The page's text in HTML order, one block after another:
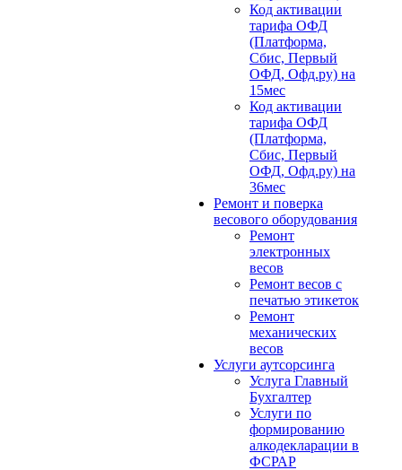
Код активации
тарифа ОФД
(Платформа,
Сбис, Первый
ОФД, Офд.ру) на
15мес
Код активации
тарифа ОФД
(Платформа,
Сбис, Первый
ОФД, Офд.ру) на
36мес
Ремонт и поверка
весового оборудования
Ремонт
электронных
весов
Ремонт весов с
печатью этикеток
Ремонт
механических
весов
Услуги аутсорсинга
Услуга Главный
Бухгалтер
Услуги по
формированию
алкодекларации в
ФСРАР